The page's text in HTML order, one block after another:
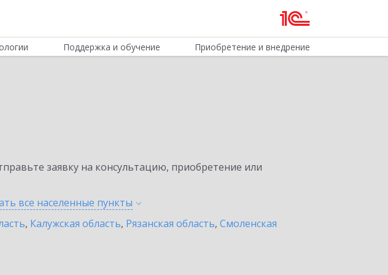
Поддержка и обучение Приобретение и внедрение
заявку на консультацию, приобретение или
все населенные пункты
, Калужская область, Рязанская область, Смоленская